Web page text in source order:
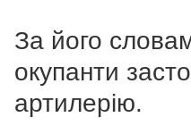
За його
окупанти
артилерію.